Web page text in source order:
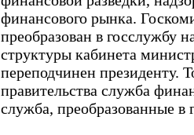
финансового рынка.
преобразован в госслужбу
структуры кабинета
переподчинен президенту.
правительства служба
служба, преобразованные в